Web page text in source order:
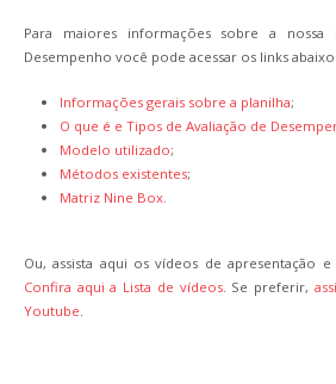
Para maiores informações sobre a nossa
Desempenho você pode acessar os links abaixo:
Informações gerais sobre a planilha;
O que é e Tipos de Avaliação de
Modelo utilizado;
Métodos existentes;
Matriz Nine Box.
Ou, assista aqui os vídeos de apresentação
Confira aqui a Lista de vídeos. Se preferir,
Youtube.